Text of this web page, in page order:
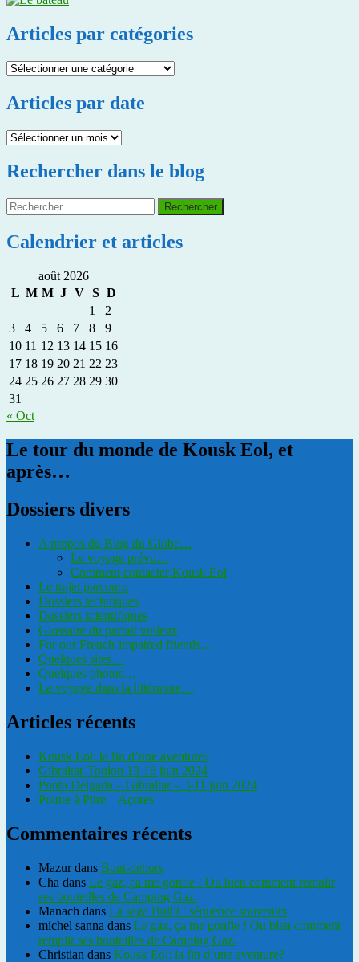
Articles par catégories
Articles
catégories
Articles par date
Articles
date
Rechercher dans le blog
Rechercher :
Calendrier et articles
août 2026
L M M J V S D
1
2
3
4 5 6 7 8
9
10 11 12 13 14 15 16
17 18 19 20 21 22 23
24 25 26 27 28 29 30
31
« Oct
Le tour du monde de Kousk Eol, et
après…
Dossiers divers
A propos du Blog du Globe…
Le voyage prévu…
Comment contacter Kousk Eol
Le trajet parcouru
Dossiers techniques
Dossiers scientifiques
Glossaire du parfait voileux
For our French-impaired friends…
Quelques sites…
Quelques photos…
Le voyage dans la littérature…
Articles récents
Kousk Eol: la fin d’une aventure?
Gibraltar-Toulon 13-18 juin 2024
Ponta Delgada – Gibraltar – 3-11 juin 2024
Pointe à Pitre – Açores
Commentaires récents
Mazurdans Bout-dehors
Cha dans Le gaz, ça me gonfle ! Ou bien comment remplir
ses bouteilles de Camping Gaz.
Manach dans La saga Bullit : séquence souvenirs
michel sanna dans Le gaz, ça me gonfle ! Ou bien comment
remplir ses bouteilles de Camping Gaz.
Christian dans Kousk Eol: la fin d’une aventure?